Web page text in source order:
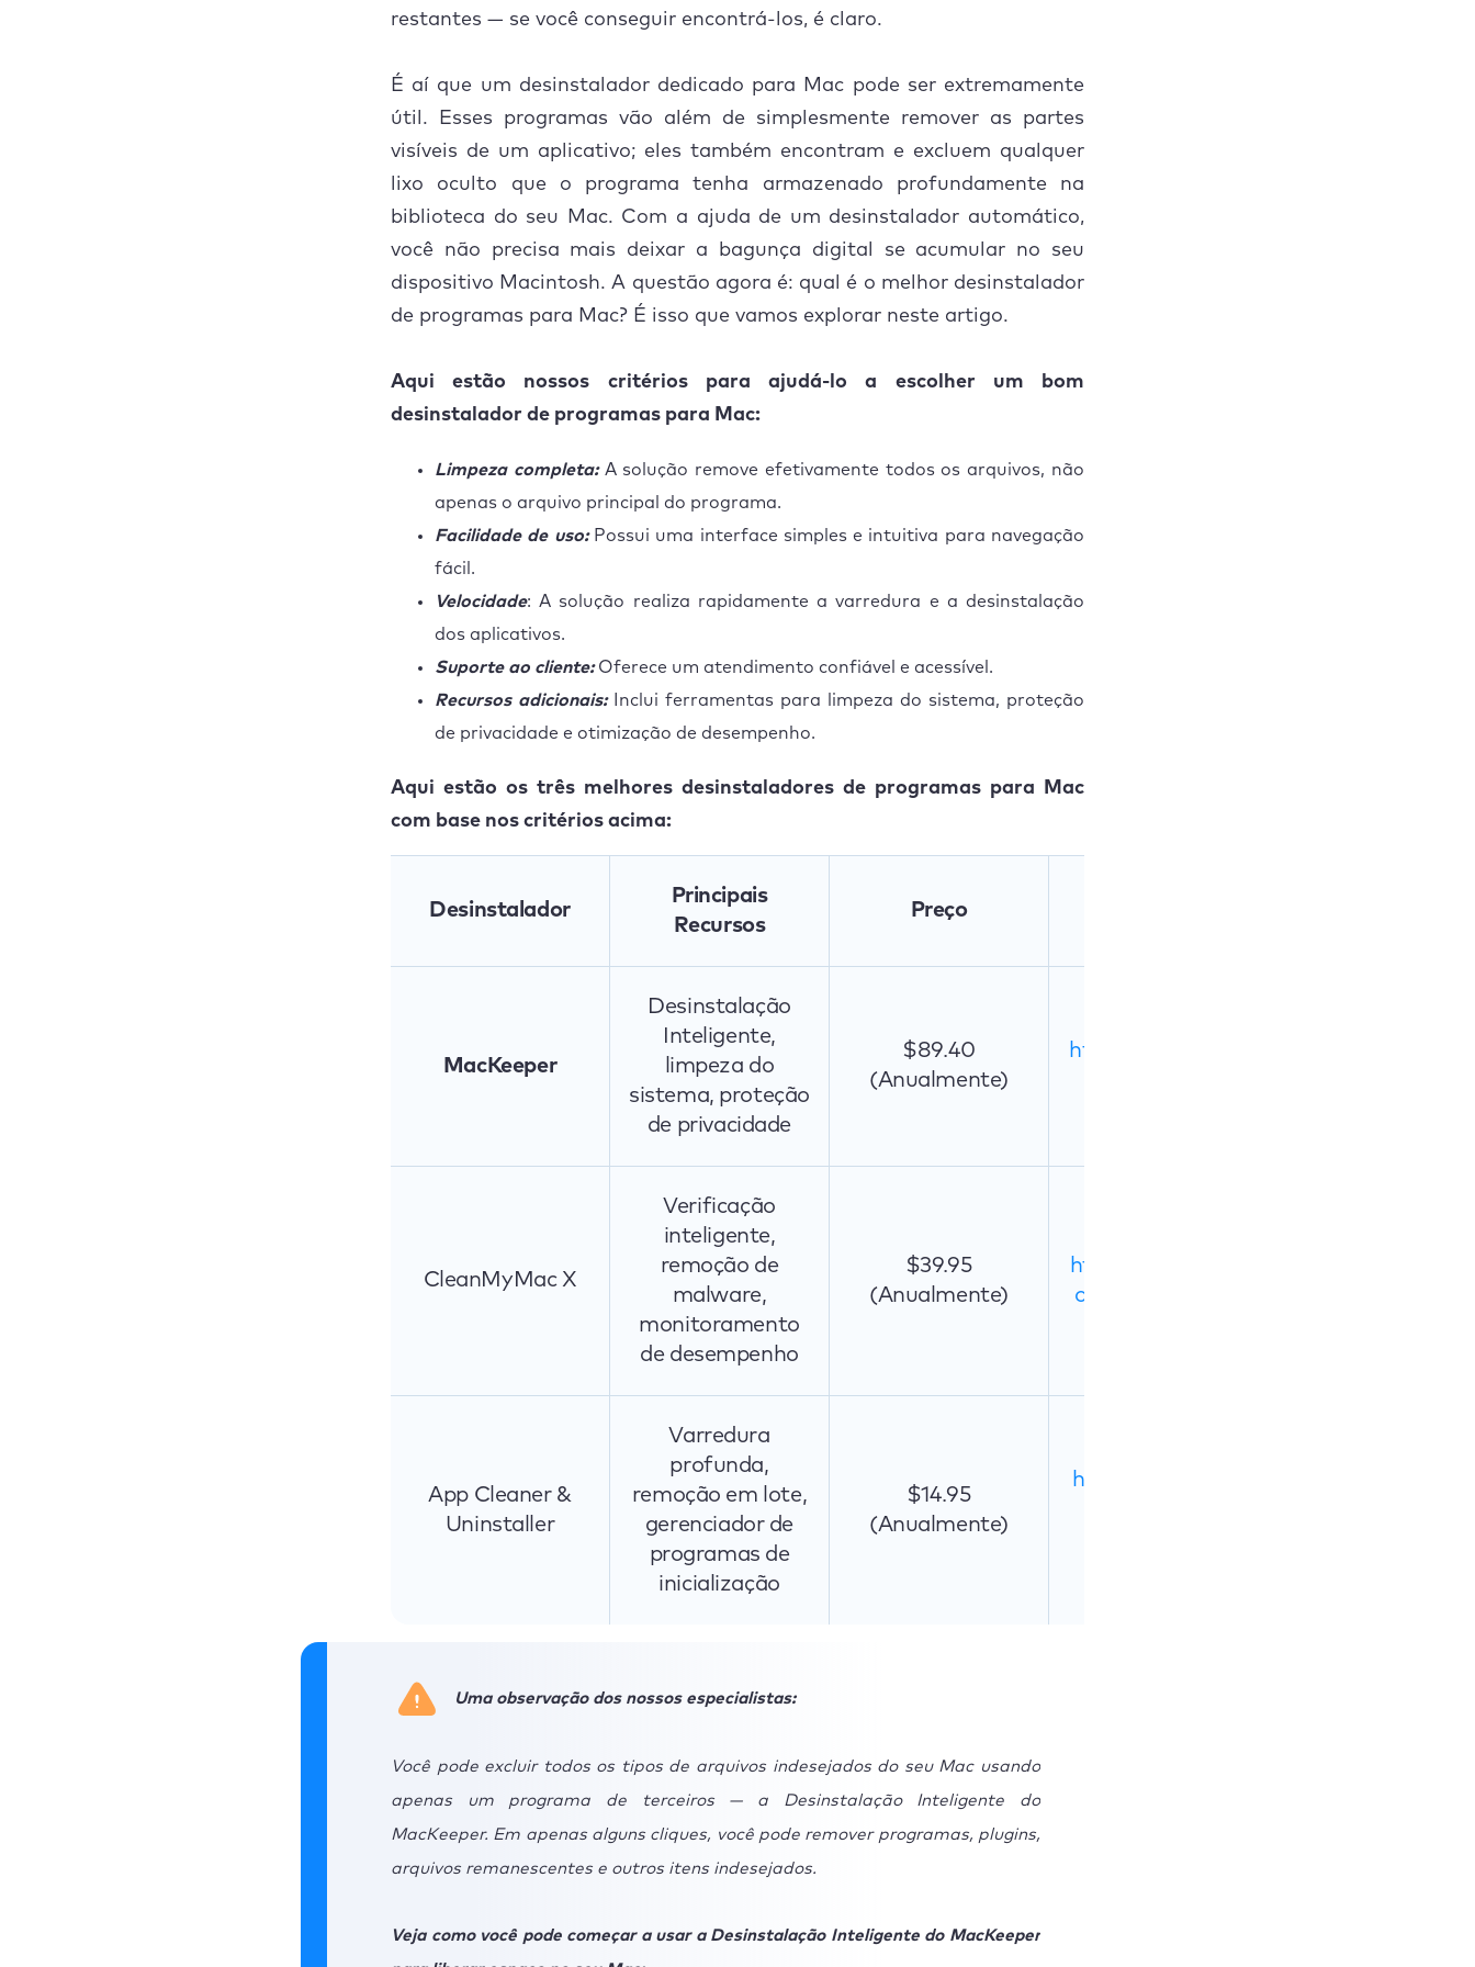
Qual é o melhor desinstalador de aplicativos para Mac?
restantes — se você conseguir encontrá-los, é claro.
É aí que um desinstalador dedicado para Mac pode ser extremamente
útil. Esses programas vão além de simplesmente remover as partes
visíveis de um aplicativo; eles também encontram e excluem qualquer
lixo oculto que o programa tenha armazenado profundamente na
biblioteca do seu Mac. Com a ajuda de um desinstalador automático,
você não precisa mais deixar a bagunça digital se acumular no seu
dispositivo Macintosh. A questão agora é: qual é o melhor desinstalador
de programas para Mac? É isso que vamos explorar neste artigo.
Aqui estão nossos critérios para ajudá-lo a escolher um bom
desinstalador de programas para Mac:
Limpeza completa: A solução remove efetivamente todos os arquivos, não
apenas o arquivo principal do programa.
Facilidade de uso: Possui uma interface simples e intuitiva para navegação
fácil.
Velocidade: A solução realiza rapidamente a varredura e a desinstalação
dos aplicativos.
Suporte ao cliente:Oferece um atendimento confiável e acessível.
Recursos adicionais:
Inclui ferramentas para limpeza do sistema, proteção
de privacidade e otimização de desempenho.
Aqui estão os três melhores desinstaladores de programas para Mac
com base nos critérios acima:
Desinstalador
Principais
Recursos
Preço
MacKeeper
Desinstalação
Inteligente,
limpeza do
sistema, proteção
de privacidade
$89.40
(Anualmente)
https://mackeepe
CleanMyMac X
Verificação
inteligente,
remoção de
malware,
monitoramento
de desempenho
$39.95
(Anualmente)
https://macpaw.c
om/cleanmymac
App Cleaner &
Uninstaller
Varredura
profunda,
remoção em lote,
gerenciador de
programas de
inicialização
$14.95
(Anualmente)
https://nektony.c
Uma observação dos nossos especialistas:
Você pode excluir todos os tipos de arquivos indesejados do seu Mac usando
apenas um programa de terceiros — a Desinstalação Inteligente do
MacKeeper. Em apenas alguns cliques, você pode remover programas, plugins,
arquivos remanescentes e outros itens indesejados.
Veja como você pode começar a usar a Desinstalação Inteligente do MacKeeper